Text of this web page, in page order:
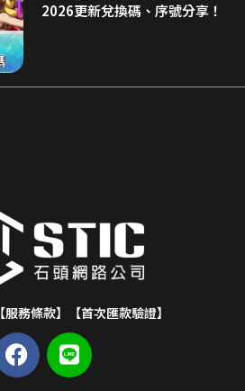
2026更新兌換碼、序號分享！
【服務條款】 【首次匯款驗證】